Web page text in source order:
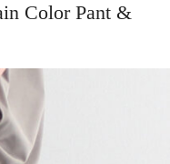
Color Pant &